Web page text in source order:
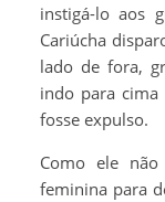
instigá-lo aos
Cariúcha
lado de fora,
indo para
fosse expulso.
Como ele
feminina para